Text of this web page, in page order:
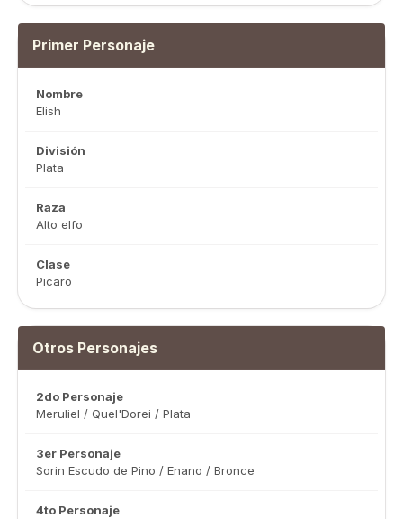
Primer Personaje
Nombre
Elish
División
Plata
Raza
Alto elfo
Clase
Picaro
Otros Personajes
2do Personaje
Meruliel / Quel'Dorei / Plata
3er Personaje
Sorin Escudo de Pino / Enano / Bronce
4to Personaje